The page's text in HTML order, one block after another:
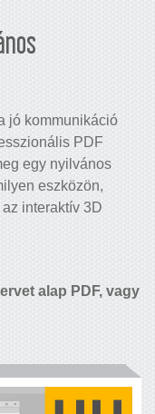
jó kommunikáció
PDF
egy nyilvános
eszközön,
interaktív 3D
alap PDF, vagy